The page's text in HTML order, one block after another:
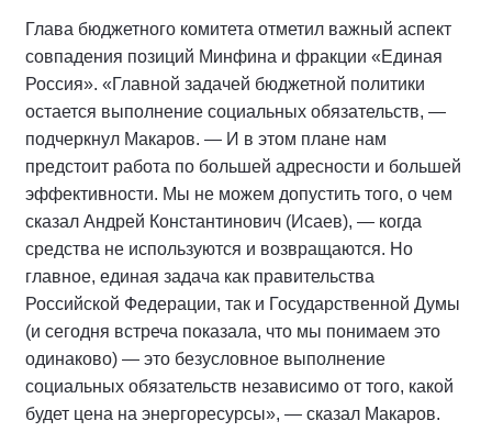
Глава бюджетного комитета отметил важный аспект
совпадения позиций Минфина и фракции «Единая
Россия». «Главной задачей бюджетной политики
остается выполнение социальных обязательств, —
подчеркнул Макаров. — И в этом плане нам
предстоит работа по большей адресности и большей
эффективности. Мы не можем допустить того, о чем
сказал Андрей Константинович (Исаев), — когда
средства не используются и возвращаются. Но
главное, единая задача как правительства
Российской Федерации, так и Государственной Думы
(и сегодня встреча показала, что мы понимаем это
одинаково) — это безусловное выполнение
социальных обязательств независимо от того, какой
будет цена на энергоресурсы», — сказал Макаров.